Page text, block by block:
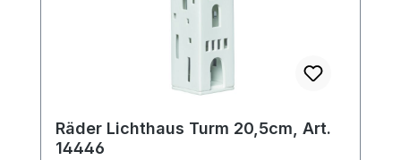
Räder Lichthaus Turm 20,5cm, Art.
14446